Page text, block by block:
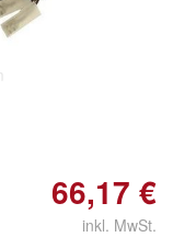
66,17 €
inkl. MwSt.